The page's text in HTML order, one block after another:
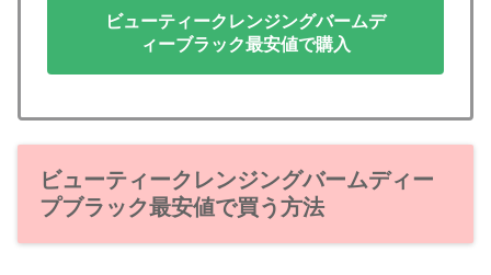
ビューティークレンジングバームデ
ィーブラック最安値で購入
ビューティークレンジングバームディー
プブラック最安値で買う方法